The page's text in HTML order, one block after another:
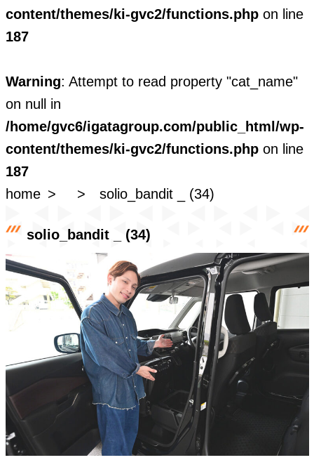
content/themes/ki-gvc2/functions.phpon line
187
Warning: Attempt to read property "cat_name"
on null in
/home/gvc6/igatagroup.com/public_html/wp-
content/themes/ki-gvc2/functions.phpon line
187
home
solio_bandit _ (34)
solio_bandit _ (34)